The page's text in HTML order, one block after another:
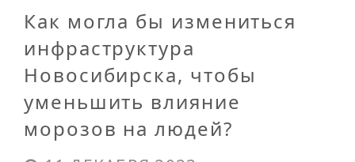
Как могла бы измениться
инфраструктура
Новосибирска, чтобы
уменьшить влияние
морозов на людей?